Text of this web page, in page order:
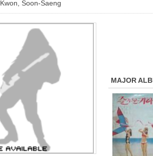
Kwon, Soon-Saeng
MAJOR